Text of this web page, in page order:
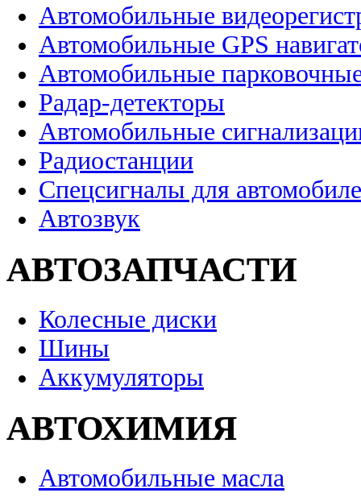
Автомобильные
Автомобильные GPS
Автомобильные
Радар-детекторы
Автомобильные
Радиостанции
Спецсигналы для
Автозвук
АВТОЗАПЧАСТИ
Колесные диски
Шины
Аккумуляторы
АВТОХИМИЯ
Автомобильные масла